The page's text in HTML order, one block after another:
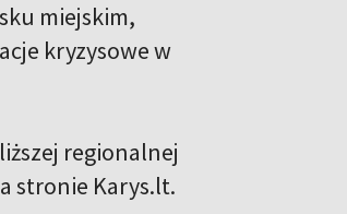
miejskim,
kryzysowe w
regionalnej
stronie Karys.lt.